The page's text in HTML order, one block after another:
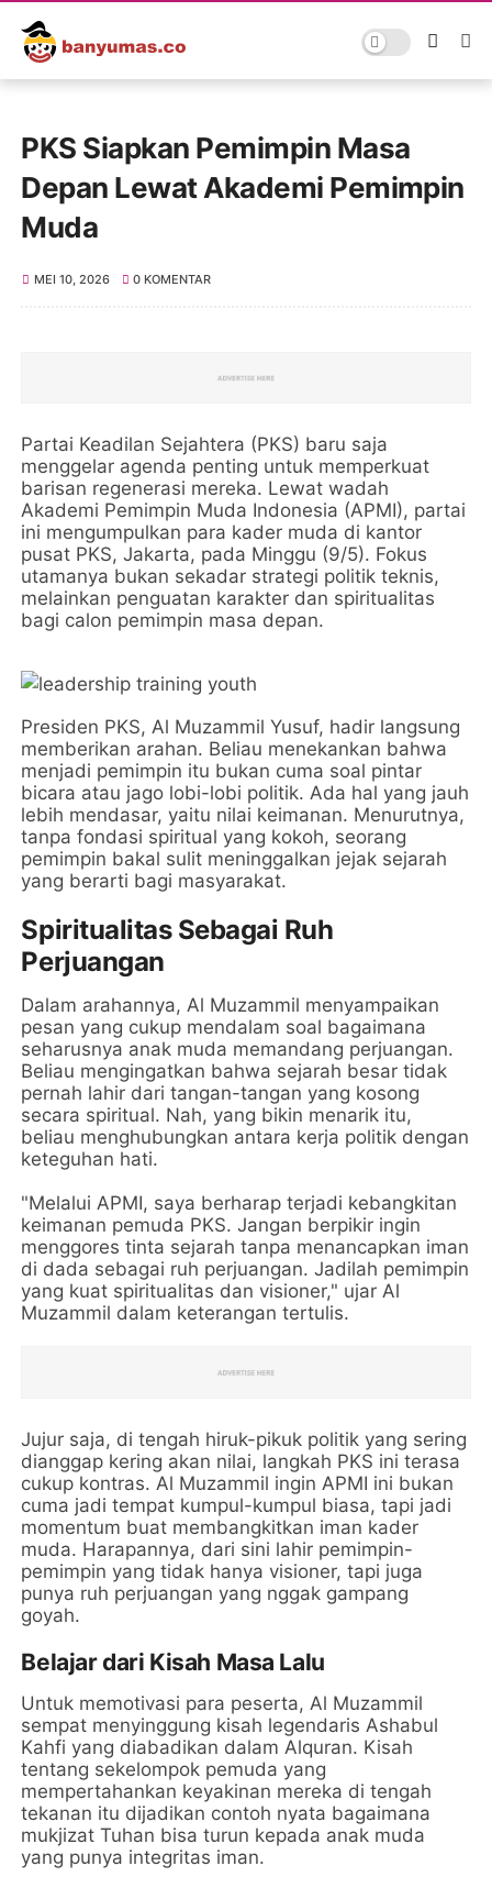
PKS Siapkan Pemimpin Masa
Depan Lewat Akademi Pemimpin
Muda
MEI 10, 2026 0 KOMENTAR
Partai Keadilan Sejahtera (PKS) baru saja
menggelar agenda penting untuk memperkuat
barisan regenerasi mereka. Lewat wadah
Akademi Pemimpin Muda Indonesia (APMI), partai
ini mengumpulkan para kader muda di kantor
pusat PKS, Jakarta, pada Minggu (9/5). Fokus
utamanya bukan sekadar strategi politik teknis,
melainkan penguatan karakter dan spiritualitas
bagi calon pemimpin masa depan.
Presiden PKS, Al Muzammil Yusuf, hadir langsung
memberikan arahan. Beliau menekankan bahwa
menjadi pemimpin itu bukan cuma soal pintar
bicara atau jago lobi-lobi politik. Ada hal yang jauh
lebih mendasar, yaitu nilai keimanan. Menurutnya,
tanpa fondasi spiritual yang kokoh, seorang
pemimpin bakal sulit meninggalkan jejak sejarah
yang berarti bagi masyarakat.
Spiritualitas Sebagai Ruh
Perjuangan
Dalam arahannya, Al Muzammil menyampaikan
pesan yang cukup mendalam soal bagaimana
seharusnya anak muda memandang perjuangan.
Beliau mengingatkan bahwa sejarah besar tidak
pernah lahir dari tangan-tangan yang kosong
secara spiritual. Nah, yang bikin menarik itu,
beliau menghubungkan antara kerja politik dengan
keteguhan hati.
"Melalui APMI, saya berharap terjadi kebangkitan
keimanan pemuda PKS. Jangan berpikir ingin
menggores tinta sejarah tanpa menancapkan iman
di dada sebagai ruh perjuangan. Jadilah pemimpin
yang kuat spiritualitas dan visioner," ujar Al
Muzammil dalam keterangan tertulis.
Jujur saja, di tengah hiruk-pikuk politik yang sering
dianggap kering akan nilai, langkah PKS ini terasa
cukup kontras. Al Muzammil ingin APMI ini bukan
cuma jadi tempat kumpul-kumpul biasa, tapi jadi
momentum buat membangkitkan iman kader
muda. Harapannya, dari sini lahir pemimpin-
pemimpin yang tidak hanya visioner, tapi juga
punya ruh perjuangan yang nggak gampang
goyah.
Belajar dari Kisah Masa Lalu
Untuk memotivasi para peserta, Al Muzammil
sempat menyinggung kisah legendaris Ashabul
Kahfi yang diabadikan dalam Alquran. Kisah
tentang sekelompok pemuda yang
mempertahankan keyakinan mereka di tengah
tekanan itu dijadikan contoh nyata bagaimana
mukjizat Tuhan bisa turun kepada anak muda
yang punya integritas iman.